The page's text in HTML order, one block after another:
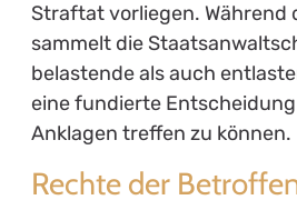
Straftat vorliegen. Während
sammelt die
belastende als auch
eine fundierte
Anklagen treffen zu können.
Rechte der